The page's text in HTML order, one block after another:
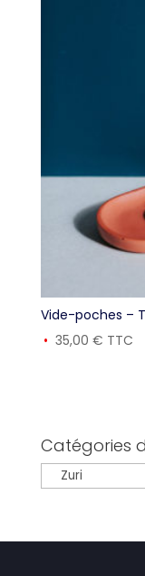
Vide-poches –
35,00 € TTC
Catégories